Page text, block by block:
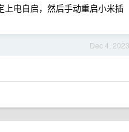
电自启，然后手动重启小米插
Dec 4, 2023